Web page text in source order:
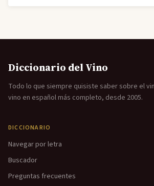
Diccionario del Vino
Todo lo que siempre quisiste saber sobre el
vino en español más completo, desde 2005.
DICCIONARIO
Navegar por letra
Buscador
Preguntas frecuentes